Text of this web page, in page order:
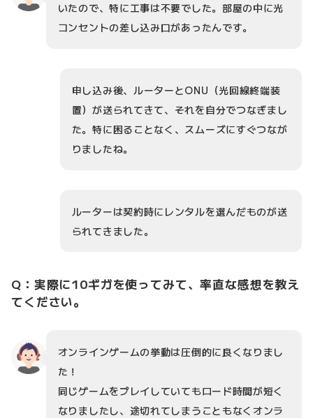
いたので、特に工事は不要でした。部屋の中に光
コンセントの差し込み口があったんです。
申し込み後、ルーターとONU（光回線終端装
置）が送られてきて、それを自分でつなぎまし
た。特に困ることなく、スムーズにすぐつなが
りましたね。
ルーターは契約時にレンタルを選んだものが送
られてきました。
Q：実際に10ギガを使ってみて、率直な感想を教え
てください。
オンラインゲームの挙動は圧倒的に良くなりまし
た！
同じゲームをプレイしていてもロード時間が短く
なりましたし、途切れてしまうこともなくオンラ